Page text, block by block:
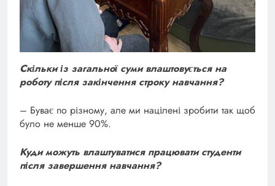
Скільки із загальної суми влаштовується на
роботу після закінчення строку навчання?
– Буває по різному, але ми націлені зробити так щоб
було не менше 90%.
Куди можуть влаштуватися працювати студенти
після завершення навчання?